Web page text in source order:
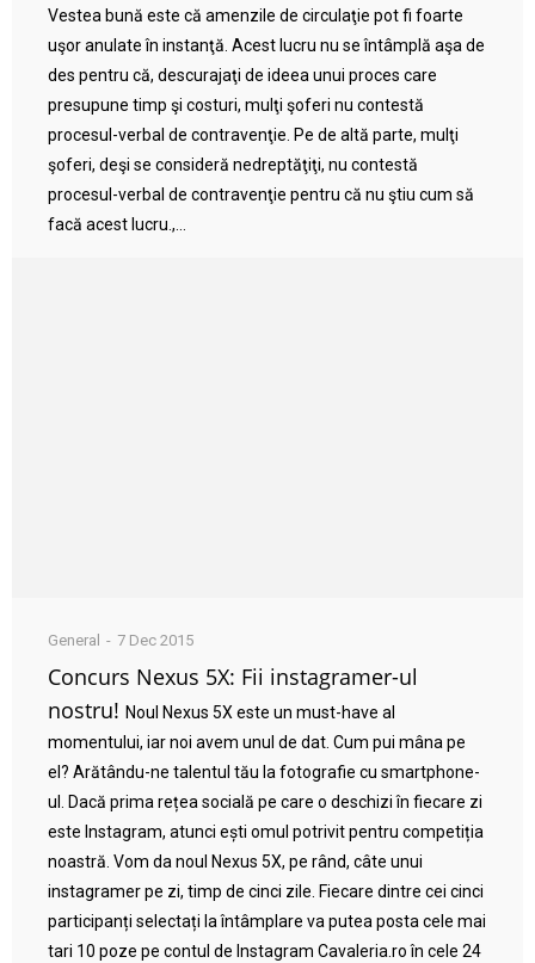
Vestea bună este că amenzile de circulaţie pot fi foarte
uşor anulate în instanţă. Acest lucru nu se întâmplă aşa de
des pentru că, descurajaţi de ideea unui proces care
presupune timp şi costuri, mulţi şoferi nu contestă
procesul-verbal de contravenţie. Pe de altă parte, mulţi
şoferi, deşi se consideră nedreptăţiţi, nu contestă
procesul-verbal de contravenţie pentru că nu ştiu cum să
facă acest lucru.,...
General 7 Dec 2015
Concurs Nexus 5X: Fii instagramer-ul
nostru! Noul Nexus 5X este un must-have al
momentului, iar noi avem unul de dat. Cum pui mâna pe
el? Arătându-ne talentul tău la fotografie cu smartphone-
ul. Dacă prima rețea socială pe care o deschizi în fiecare zi
este Instagram, atunci ești omul potrivit pentru competiția
noastră. Vom da noul Nexus 5X, pe rând, câte unui
instagramer pe zi, timp de cinci zile. Fiecare dintre cei cinci
participanți selectați la întâmplare va putea posta cele mai
tari 10 poze pe contul de Instagram Cavaleria.ro în cele 24